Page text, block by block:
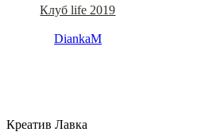
Клуб life 2019
DiankaM
Креатив Лавка